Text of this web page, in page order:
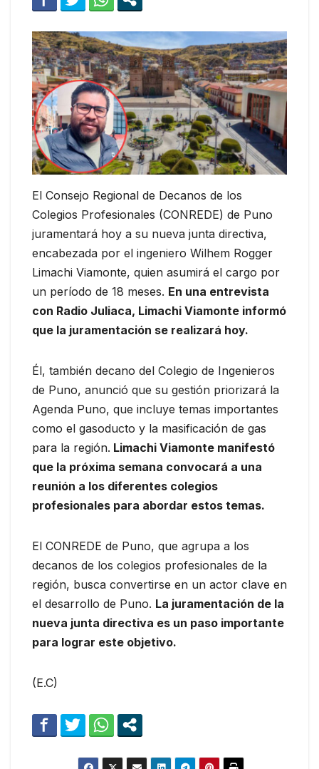
El Consejo Regional de Decanos de los
Colegios Profesionales (CONREDE) de Puno
juramentará hoy a su nueva junta directiva,
encabezada por el ingeniero Wilhem Rogger
Limachi Viamonte, quien asumirá el cargo por
un período de 18 meses. En una entrevista
con Radio Juliaca, Limachi Viamonte informó
que la juramentación se realizará hoy.
Él, también decano del Colegio de Ingenieros
de Puno, anunció que su gestión priorizará la
Agenda Puno, que incluye temas importantes
como el gasoducto y la masificación de gas
para la región. Limachi Viamonte manifestó
que la próxima semana convocará a una
reunión a los diferentes colegios
profesionales para abordar estos temas.
El CONREDE de Puno, que agrupa a los
decanos de los colegios profesionales de la
región, busca convertirse en un actor clave en
el desarrollo de Puno. La juramentación de la
nueva junta directiva es un paso importante
para lograr este objetivo.
(E.C)